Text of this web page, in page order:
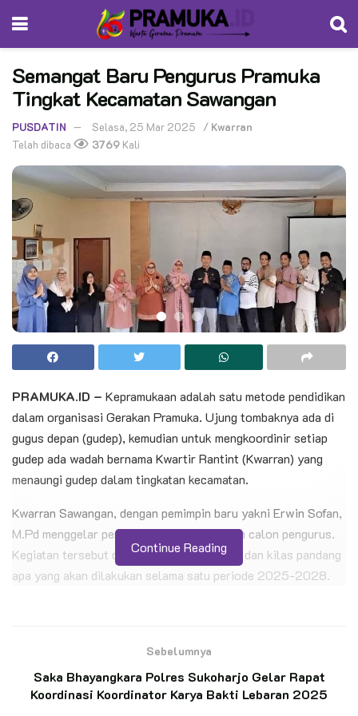
Semangat Baru Pengurus Pramuka
Tingkat Kecamatan Sawangan
PUSDATIN Selasa, 25 Mar 2025 / Kwarran
Telah dibaca
3769 Kali
PRAMUKA.ID – Kepramukaan adalah satu metode pendidikan
dalam organisasi Gerakan Pramuka. Ujung tombaknya ada di
gugus depan (gudep), kemudian untuk mengkoordinir setiap
gudep ada wadah bernama Kwartir Rantint (Kwarran) yang
menaungi gudep dalam tingkatan kecamatan.
Kwarran Sawangan, dengan pemimpin baru yakni Erwin Sofan,
M.Pd menggelar pertemuan perdana dengan calon pengurus.
Kegiatan tersebut diisi dengan perkenalan, dan kilas pandang
apa yang akan dilakukan selama satu periode 2025-2028.
Ketua Kwarran Patimpeng Lepas Pramuka
Penggalang Asal MTs Ar-Rahmah Patimpeng
Menuju JAMNAS XII Cibubur
Continue Reading
Sebelumnya
Saka Bhayangkara Polres Sukoharjo Gelar Rapat
Koordinasi Koordinator Karya Bakti Lebaran 2025